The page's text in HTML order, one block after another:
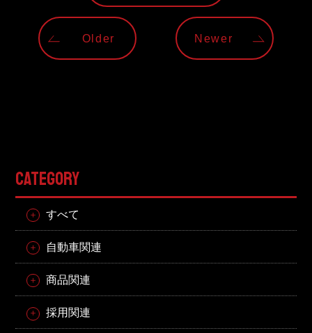
Older Newer
CATEGORY
すべて
自動車関連
商品関連
採用関連